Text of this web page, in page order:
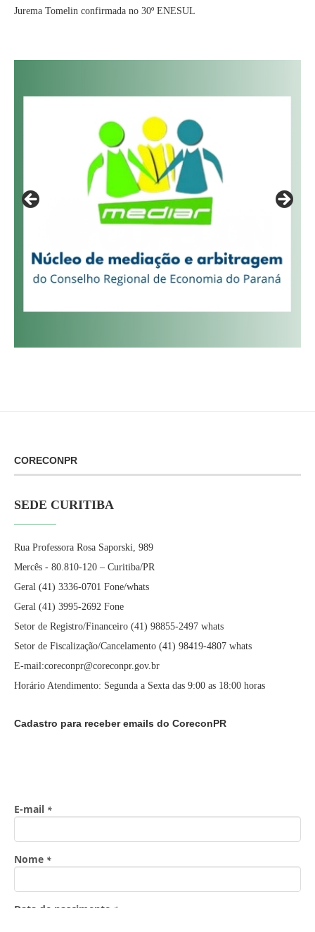
Jurema Tomelin confirmada no 30º ENESUL
CORECONPR
SEDE CURITIBA
Rua Professora Rosa Saporski, 989
Mercês - 80.810-120 – Curitiba/PR
Geral (41) 3336-0701 Fone/whats
Geral (41) 3995-2692 Fone
Setor de Registro/Financeiro (41) 98855-2497 whats
Setor de Fiscalização/Cancelamento (41) 98419-4807 whats
E-mail:coreconpr@coreconpr.gov.br
Horário Atendimento: Segunda a Sexta das 9:00 as 18:00 horas
Cadastro para receber emails do CoreconPR